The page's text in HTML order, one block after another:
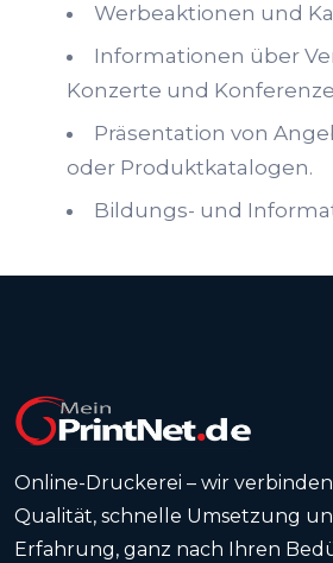
Werbeaktionen und
Informationen über
Konzerte und
Präsentation von
oder Produktkatalogen.
Bildungs- und
Online-Druckerei – wir
Qualität, schnelle Umsetzung
Erfahrung, ganz nach Ihren